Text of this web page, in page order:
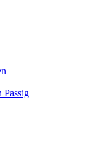
Passig